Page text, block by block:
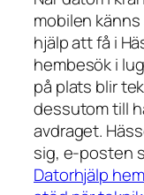
mobilen
hjälp att få i
hembesök i
på plats blir
dessutom till
avdraget.
sig, e-posten
Datorhjälp